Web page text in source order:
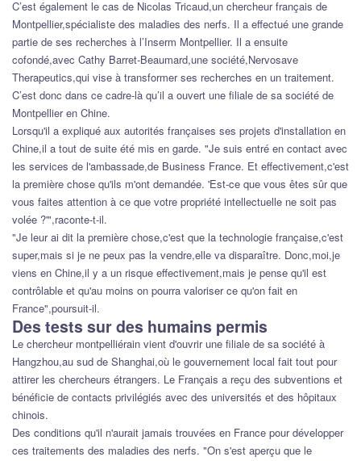
C’est également le cas de Nicolas Tricaud,un chercheur français de
Montpellier,spécialiste des maladies des nerfs. Il a effectué une grande
partie de ses recherches à l’Inserm Montpellier. Il a ensuite
cofondé,avec Cathy Barret-Beaumard,une société,Nervosave
Therapeutics,qui vise à transformer ses recherches en un traitement.
C’est donc dans ce cadre-là qu’il a ouvert une filiale de sa société de
Montpellier en Chine.
Lorsqu'il a expliqué aux autorités françaises ses projets d'installation en
Chine,il a tout de suite été mis en garde. "Je suis entré en contact avec
les services de l'ambassade,de Business France. Et effectivement,c'est
la première chose qu'ils m'ont demandée. 'Est-ce que vous êtes sûr que
vous faites attention à ce que votre propriété intellectuelle ne soit pas
volée ?'",raconte-t-il.
"Je leur ai dit la première chose,c'est que la technologie française,c'est
super,mais si je ne peux pas la vendre,elle va disparaître. Donc,moi,je
viens en Chine,il y a un risque effectivement,mais je pense qu'il est
contrôlable et qu'au moins on pourra valoriser ce qu'on fait en
France",poursuit-il.
Des tests sur des humains permis
Le chercheur montpelliérain vient d'ouvrir une filiale de sa société à
Hangzhou,au sud de Shanghai,où le gouvernement local fait tout pour
attirer les chercheurs étrangers. Le Français a reçu des subventions et
bénéficie de contacts privilégiés avec des universités et des hôpitaux
chinois.
Des conditions qu'il n'aurait jamais trouvées en France pour développer
ces traitements des maladies des nerfs. "On s'est aperçu que le